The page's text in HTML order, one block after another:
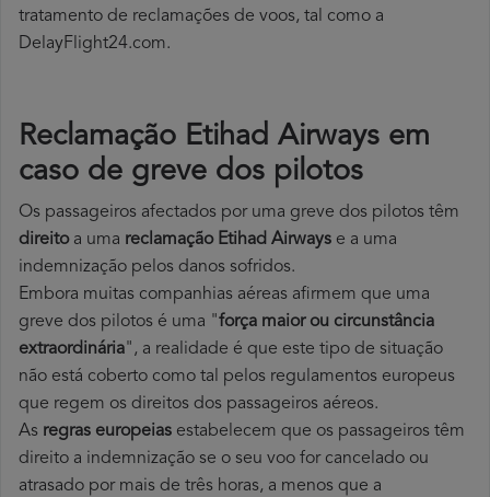
tratamento de reclamações de voos, tal como a
DelayFlight24.com.
Reclamação Etihad Airways em
caso de greve dos pilotos
Os passageiros afectados por uma greve dos pilotos têm
direitoa uma reclamação Etihad Airways e a uma
indemnização pelos danos sofridos.
Embora muitas companhias aéreas afirmem que uma
greve dos pilotos é uma "força maior ou circunstância
extraordinária", a realidade é que este tipo de situação
não está coberto como tal pelos regulamentos europeus
que regem os direitos dos passageiros aéreos.
As regras europeias estabelecem que os passageiros têm
direito a indemnização se o seu voo for cancelado ou
atrasado por mais de três horas, a menos que a